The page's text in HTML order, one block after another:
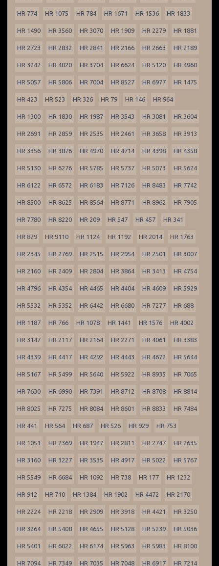
HR 774 HR 1075 HR 784 HR 1671 HR 1536 HR 1833
HR 1490 HR 3560 HR 3070 HR 1909 HR 2279 HR 1881
HR 2723 HR 2832 HR 2841 HR 2166 HR 2663 HR 2189
HR 3242 HR 4020 HR 3704 HR 6624 HR 5120 HR 4960
HR 5057 HR 5806 HR 7004 HR 8527 HR 6977 HR 1475
HR 423 HR 523 HR 326 HR 79 HR 146 HR 964
HR 1300 HR 1830 HR 1987 HR 3543 HR 3081 HR 3604
HR 2691 HR 2859 HR 2535 HR 2461 HR 3658 HR 3913
HR 3356 HR 3876 HR 4970 HR 4714 HR 4398 HR 4358
HR 5130 HR 6276 HR 5785 HR 5737 HR 5073 HR 5624
HR 6122 HR 6572 HR 6183 HR 7126 HR 8483 HR 7742
HR 8500 HR 8625 HR 8564 HR 8771 HR 8962 HR 7905
HR 7780 HR 8220 HR 209 HR 547 HR 457 HR 341
HR 829 HR 9110 HR 1124 HR 1192 HR 2014 HR 1763
HR 2345 HR 2769 HR 2515 HR 2954 HR 2501 HR 3007
HR 2160 HR 2409 HR 2804 HR 3864 HR 3413 HR 4754
HR 4796 HR 4354 HR 4465 HR 4404 HR 4609 HR 5929
HR 5532 HR 5352 HR 6442 HR 6680 HR 7277 HR 688
HR 1187 HR 766 HR 1078 HR 1441 HR 1576 HR 4002
HR 3147 HR 2117 HR 2164 HR 2271 HR 4061 HR 3383
HR 4339 HR 4417 HR 4292 HR 4443 HR 4672 HR 5644
HR 5167 HR 5499 HR 5640 HR 5922 HR 8935 HR 7065
HR 7630 HR 6990 HR 7391 HR 8712 HR 8708 HR 8814
HR 8025 HR 7275 HR 8084 HR 8601 HR 8833 HR 7484
HR 441 HR 564 HR 687 HR 526 HR 929 HR 753
HR 1051 HR 2369 HR 1947 HR 2811 HR 2747 HR 2635
HR 3160 HR 3227 HR 3535 HR 4917 HR 5022 HR 5767
HR 5549 HR 6684 HR 1092 HR 738 HR 177 HR 1232
HR 912 HR 710 HR 1384 HR 1902 HR 4472 HR 2170
HR 2224 HR 2218 HR 2909 HR 3918 HR 4421 HR 3250
HR 3264 HR 5408 HR 4655 HR 5128 HR 5239 HR 5036
HR 5401 HR 6022 HR 6174 HR 5963 HR 5983 HR 8100
HR 7094 HR 7349 HR 7035 HR 7048 HR 6917 HR 7214